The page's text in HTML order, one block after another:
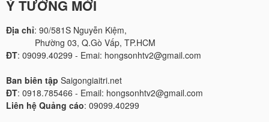
Ý TƯỞNG MỚI
Địa chỉ: 90/581S Nguyễn Kiệm,
Phường 03, Q.Gò Vấp, TP.HCM
ĐT: 09099.40299 - Emai: hongsonhtv2@gmail.com
Ban biên tập Saigongiaitri.net
ĐT: 0918.785466 - Email: hongsonhtv2@gmail.com
Liên hệ Quảng cáo: 09099.40299